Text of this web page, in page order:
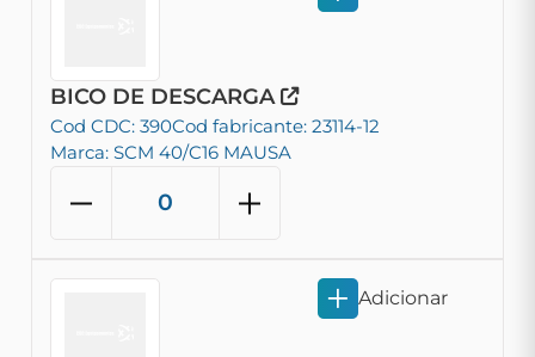
BICO DE DESCARGA
Cod CDC: 390Cod fabricante: 23114-12
Marca: SCM 40/C16 MAUSA
Adicionar